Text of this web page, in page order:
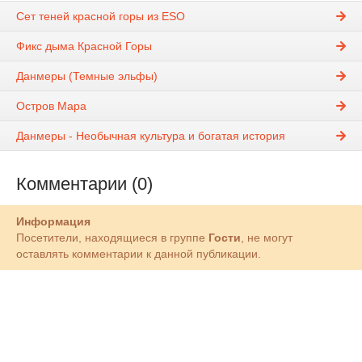
Сет теней красной горы из ESO
Фикс дыма Красной Горы
Данмеры (Темные эльфы)
Остров Мара
Данмеры - Необычная культура и богатая история
Комментарии (0)
Информация
Посетители, находящиеся в группе Гости, не могут
оставлять комментарии к данной публикации.